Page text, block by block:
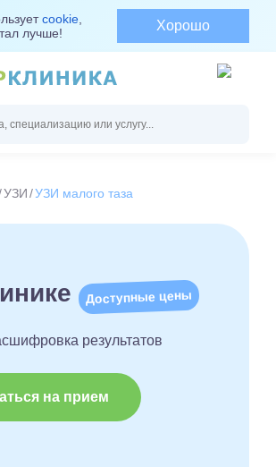
cookie
лучше!
Хорошо
УЗИ УЗИ малого таза
Доступные цены
результатов
на прием